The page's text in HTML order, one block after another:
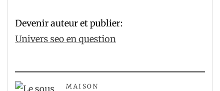
Devenir auteur et publier:
Univers seo en question
MAISON